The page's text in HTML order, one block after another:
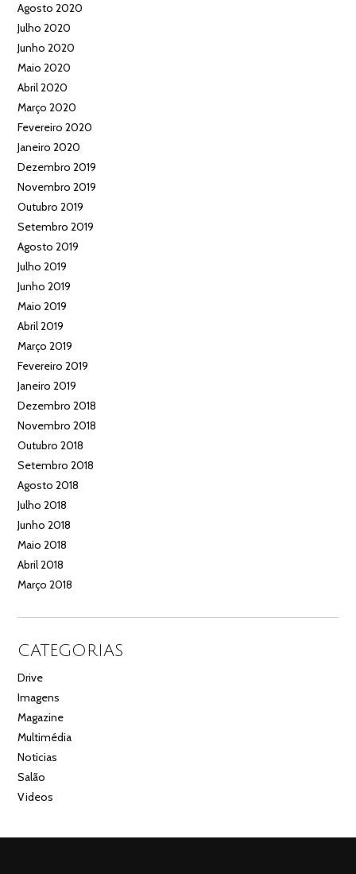
Agosto 2020
Julho 2020
Junho 2020
Maio 2020
Abril 2020
Março 2020
Fevereiro 2020
Janeiro 2020
Dezembro 2019
Novembro 2019
Outubro 2019
Setembro 2019
Agosto 2019
Julho 2019
Junho 2019
Maio 2019
Abril 2019
Março 2019
Fevereiro 2019
Janeiro 2019
Dezembro 2018
Novembro 2018
Outubro 2018
Setembro 2018
Agosto 2018
Julho 2018
Junho 2018
Maio 2018
Abril 2018
Março 2018
CATEGORIAS
Drive
Imagens
Magazine
Multimédia
Noticias
Salão
Videos